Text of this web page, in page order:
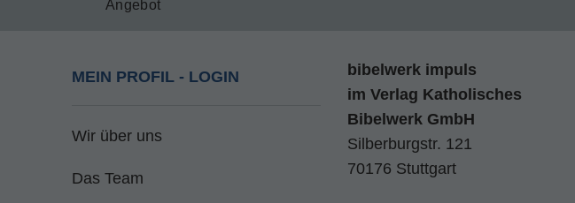
Angebot
MEIN PROFIL - LOGIN
Wir über uns
Das Team
bibelwerk impuls
im Verlag Katholisches
Bibelwerk GmbH
Silberburgstr. 121
70176 Stuttgart